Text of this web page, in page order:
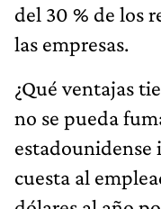
del 30 % de los
las empresas.
¿Qué ventajas
no se pueda
estadounidense
cuesta al